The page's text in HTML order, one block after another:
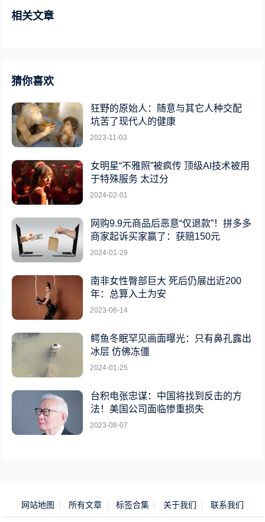
相关文章
猜你喜欢
狂野的原始人：随意与其它人种交配
坑苦了现代人的健康
2023-11-03
女明星“不雅照”被疯传 顶级AI技术被用
于特殊服务 太过分
2024-02-01
网购9.9元商品后恶意“仅退款”！拼多多
商家起诉买家赢了：获赔150元
2024-01-29
南非女性臀部巨大 死后仍展出近200
年：总算入土为安
2023-06-14
鳄鱼冬眠罕见画面曝光：只有鼻孔露出
冰层 仿佛冻僵
2024-01-25
台积电张忠谋：中国将找到反击的方
法！美国公司面临惨重损失
2023-08-07
网站地图 所有文章 标签合集 关于我们 联系我们